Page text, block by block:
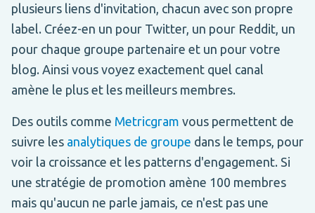
plusieurs liens d'invitation, chacun avec son propre
label. Créez-en un pour Twitter, un pour Reddit, un
pour chaque groupe partenaire et un pour votre
blog. Ainsi vous voyez exactement quel canal
amène le plus et les meilleurs membres.
Des outils comme Metricgram vous permettent de
suivre les analytiques de groupe dans le temps, pour
voir la croissance et les patterns d'engagement. Si
une stratégie de promotion amène 100 membres
mais qu'aucun ne parle jamais, ce n'est pas une